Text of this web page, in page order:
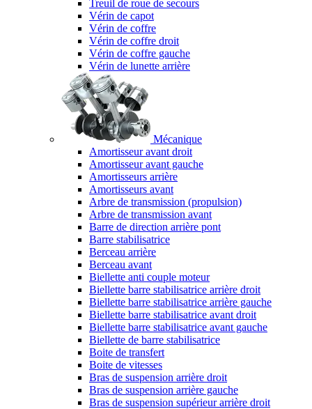
Treuil de roue de secours
Vérin de capot
Vérin de coffre
Vérin de coffre droit
Vérin de coffre gauche
Vérin de lunette arrière
Mécanique
Amortisseur avant droit
Amortisseur avant gauche
Amortisseurs arrière
Amortisseurs avant
Arbre de transmission (propulsion)
Arbre de transmission avant
Barre de direction arrière pont
Barre stabilisatrice
Berceau arrière
Berceau avant
Biellette anti couple moteur
Biellette barre stabilisatrice arrière droit
Biellette barre stabilisatrice arrière gauche
Biellette barre stabilisatrice avant droit
Biellette barre stabilisatrice avant gauche
Biellette de barre stabilisatrice
Boite de transfert
Boite de vitesses
Bras de suspension arrière droit
Bras de suspension arrière gauche
Bras de suspension supérieur arrière droit